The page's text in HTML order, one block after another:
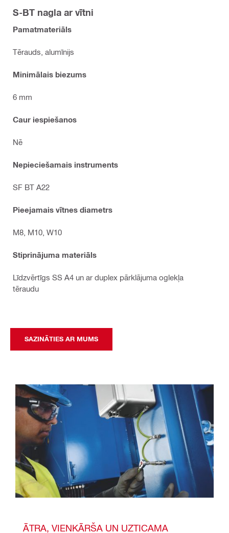
S-BT nagla ar vītni
Pamatmateriāls
Tērauds, alumīnijs
Minimālais biezums
6 mm
Caur iespiešanos
Nē
Nepieciešamais instruments
SF BT A22
Pieejamais vītnes diametrs
M8, M10, W10
Stiprinājuma materiāls
Līdzvērtīgs SS A4 un ar duplex pārklājuma oglekļa
tēraudu
SAZINĀTIES AR MUMS
ĀTRA, VIENKĀRŠA UN UZTICAMA